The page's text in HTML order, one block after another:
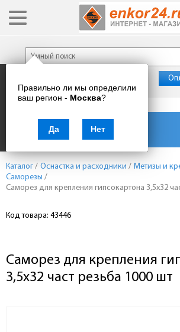
Правильно ли мы определили
ваш регион - Москва?
Да Нет
Каталог товаров
Каталог / Оснастка и расходники / Метизы и
Саморезы /
Саморез для крепления гипсокартона 3,5х32
Код товара: 43446
Саморез для крепления
3,5х32 част резьба 1000 шт